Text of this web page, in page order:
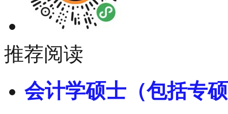
推荐阅读
会计学硕士（包括专